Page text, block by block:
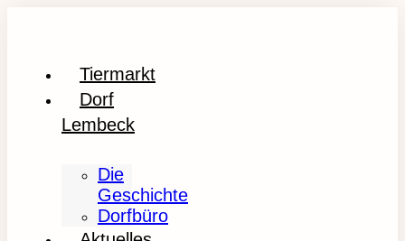
Tiermarkt
Dorf
Lembeck
Die
Geschichte
Dorfbüro